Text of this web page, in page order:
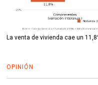
La venta de vivienda cae un
OPINIÓN